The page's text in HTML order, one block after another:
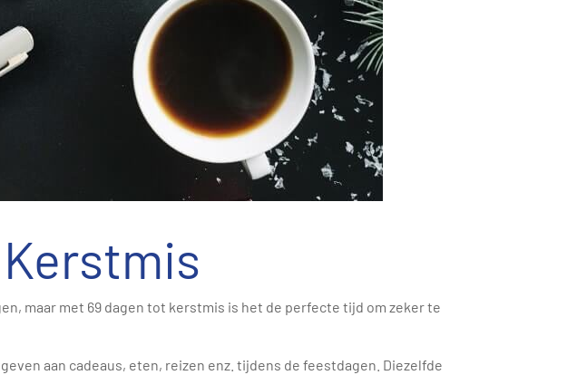
maar met 69 dagen tot kerstmis is het de perfecte tijd om zeker te
aan cadeaus, eten, reizen enz. tijdens de feestdagen. Diezelfde